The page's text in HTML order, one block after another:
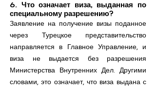
6. Что означает виза, выданная по
специальному разрешению?
Заявление на получение визы поданное
через Турецкое представительство
направляется в Главное Управление, и
виза не выдается без разрешения
Министерства Внутренних Дел. Другими
словами, это означает, что виза выдана с